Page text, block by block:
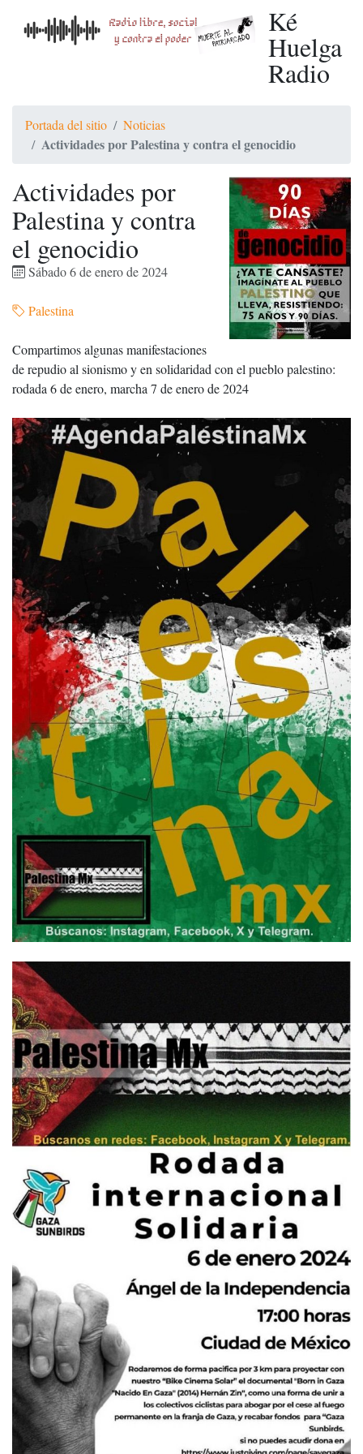
Ké
Huelga
Radio
Portada del sitio Noticias
Actividades por Palestina y contra el genocidio
Actividades por
Palestina y contra
el genocidio
Sábado 6 de enero de 2024
Palestina
Compartimos algunas manifestaciones
de repudio al sionismo y en solidaridad con el pueblo palestino:
rodada 6 de enero, marcha 7 de enero de 2024